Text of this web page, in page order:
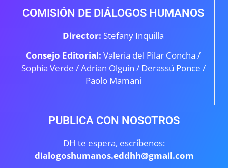
COMISIÓN DE DIÁLOGOS HUMANOS
Director: Stefany Inquilla
Consejo Editorial: Valeria del Pilar Concha /
Sophia Verde /Adrian Olguin / Derassú Ponce /
Paolo Mamani
PUBLICA CON NOSOTROS
DH te espera, escríbenos:
dialogoshumanos.eddhh@gmail.com